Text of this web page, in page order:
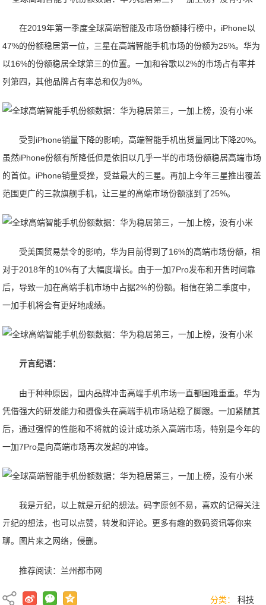
在2019年第一季度全球高端智能及市场份额排行榜中，iPhone以
47%的份额稳居第一位，三星在高端智能手机市场的份额为25%。华为
以16%的份额稳居全球第三的位置。一加和谷歌以2%的市场占有率并
列第四，其他品牌占有率总和仅为8%。
受到iPhone销量下降的影响，高端智能手机出货量同比下降20%。
虽然iPhone份额有所降低但是依旧以几乎一半的市场份额稳居高端市场
的首位。iPhone销量受挫，受益最大的三星。再加上今年三星推出覆盖
范围更广的三款旗舰手机，让三星的高端市场份额涨到了25%。
受美国贸易禁令的影响，华为目前得到了16%的高端市场份额，相
对于2018年的10%有了大幅度增长。由于一加7Pro发布和开售时间靠
后，导致一加在高端手机市场中占据2%的份额。相信在第二季度中，
一加手机将会有更好地成绩。
亓言纪语：
由于种种原因，国内品牌冲击高端手机市场一直都困难重重。华为
凭借强大的研发能力和摄像头在高端手机市场站稳了脚跟。一加紧随其
后，通过强悍的性能和不将就的设计成功杀入高端市场，特别是今年的
一加7Pro是向高端市场再次发起的冲锋。
我是亓纪，以上就是亓纪的想法。码字原创不易，喜欢的记得关注
亓纪的想法，也可以点赞，转发和评论。更多有趣的数码资讯等你来
聊。图片来之网络，侵删。
推荐阅读： 兰州都市网
分类： 科技